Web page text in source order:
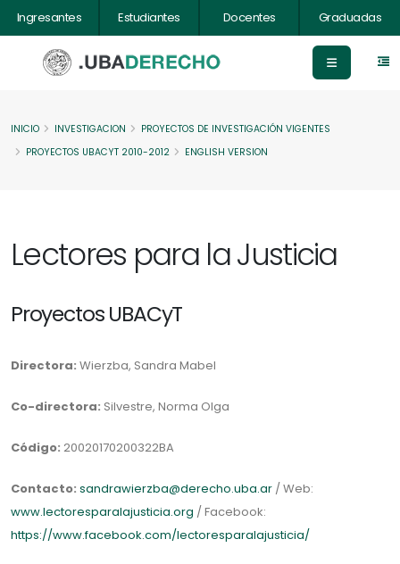
Ingresantes Estudiantes Docentes Graduadas
INICIO INVESTIGACION
PROYECTOS DE INVESTIGACIÓN VIGENTES
PROYECTOS UBACYT 2010-2012
ENGLISH VERSION
Lectores para la Justicia
Proyectos UBACyT
Directora: Wierzba, Sandra Mabel
Co-directora: Silvestre, Norma Olga
Código: 20020170200322BA
Contacto: sandrawierzba@derecho.uba.ar / Web:
www.lectoresparalajusticia.org / Facebook:
https://www.facebook.com/lectoresparalajusticia/